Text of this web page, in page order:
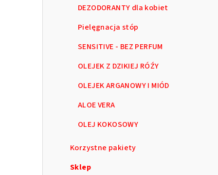
DEZODORANTY dla kobiet
Pielęgnacja stóp
SENSITIVE - BEZ PERFUM
OLEJEK Z DZIKIEJ RÓŹY
OLEJEK ARGANOWY I MIÓD
ALOE VERA
OLEJ KOKOSOWY
Korzystne pakiety
Sklep